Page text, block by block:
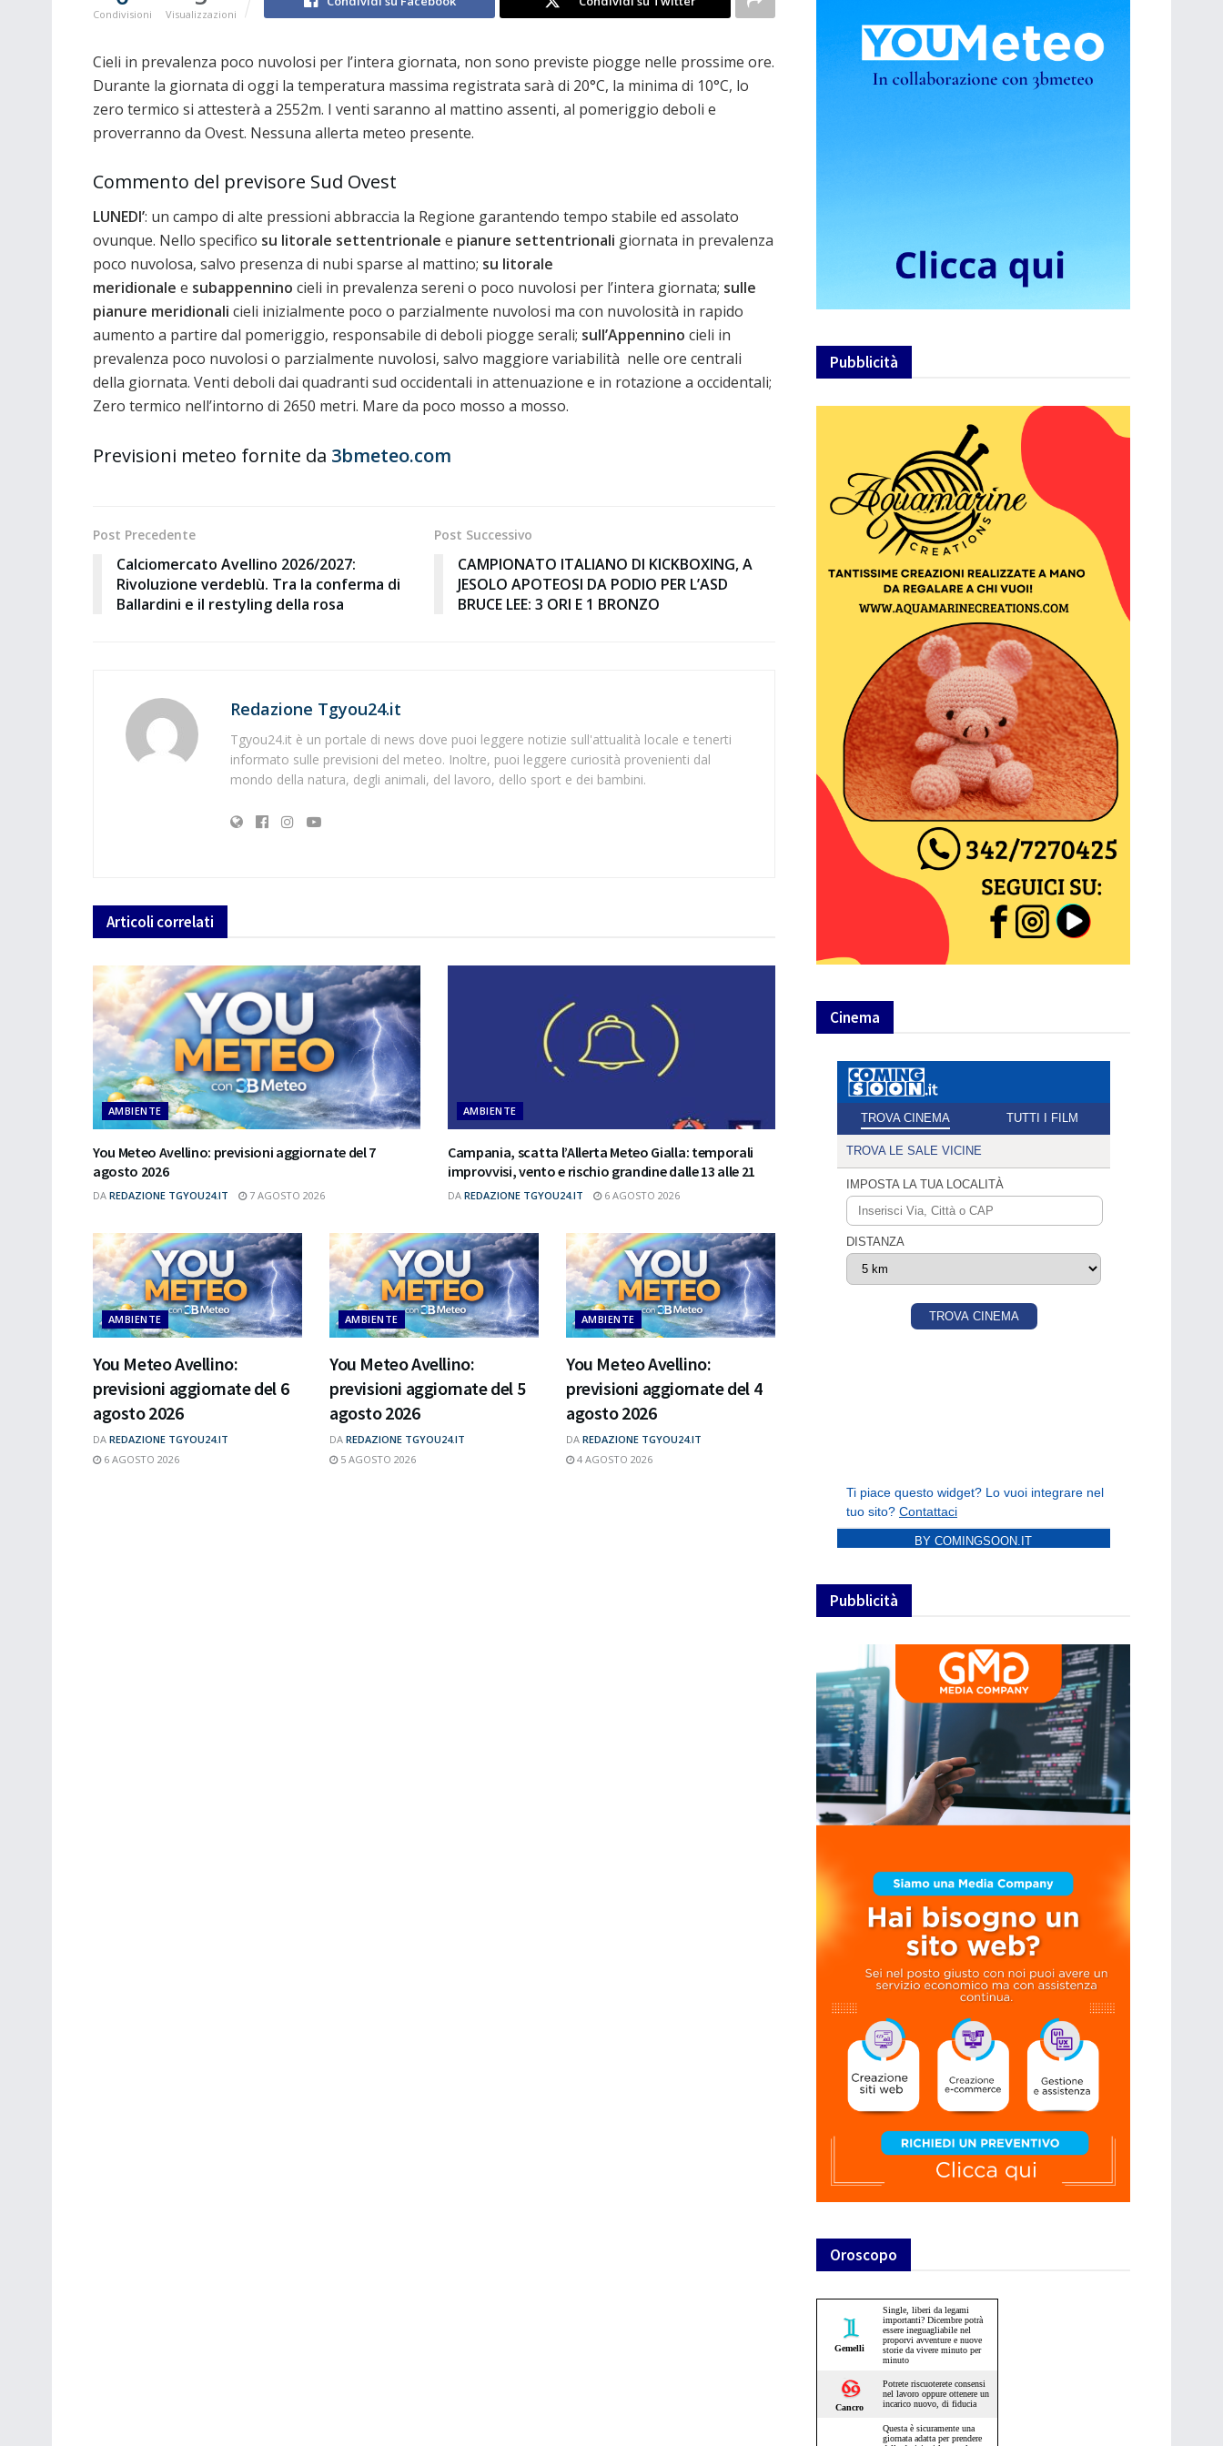
Condivisioni Visualizzazioni
Cieli in prevalenza poco nuvolosi per l’intera giornata, non sono previste piogge nelle prossime ore.
Durante la giornata di oggi la temperatura massima registrata sarà di 20°C, la minima di 10°C, lo
zero termico si attesterà a 2552m. I venti saranno al mattino assenti, al pomeriggio deboli e
proverranno da Ovest. Nessuna allerta meteo presente.
Commento del previsore Sud Ovest
LUNEDI’: un campo di alte pressioni abbraccia la Regione garantendo tempo stabile ed assolato
ovunque. Nello specifico su litorale settentrionale e pianure settentrionali giornata in prevalenza
poco nuvolosa, salvo presenza di nubi sparse al mattino; su litorale
meridionale e subappennino cieli in prevalenza sereni o poco nuvolosi per l’intera giornata; sulle
pianure meridionali cieli inizialmente poco o parzialmente nuvolosi ma con nuvolosità in rapido
aumento a partire dal pomeriggio, responsabile di deboli piogge serali; sull’Appennino cieli in
prevalenza poco nuvolosi o parzialmente nuvolosi, salvo maggiore variabilità nelle ore centrali
della giornata. Venti deboli dai quadranti sud occidentali in attenuazione e in rotazione a occidentali;
Zero termico nell’intorno di 2650 metri. Mare da poco mosso a mosso.
Previsioni meteo fornite da 3bmeteo.com
Post Precedente
Calciomercato Avellino 2026/2027:
Rivoluzione verdeblù. Tra la conferma di
Ballardini e il restyling della rosa
Post Successivo
CAMPIONATO ITALIANO DI KICKBOXING, A
JESOLO APOTEOSI DA PODIO PER L’ASD
BRUCE LEE: 3 ORI E 1 BRONZO
Redazione Tgyou24.it
Tgyou24.it è un portale di news dove puoi leggere notizie sull'attualità locale e tenerti
informato sulle previsioni del meteo. Inoltre, puoi leggere curiosità provenienti dal
mondo della natura, degli animali, del lavoro, dello sport e dei bambini.
Articoli correlati
AMBIENTE
You Meteo Avellino: previsioni aggiornate del 7
agosto 2026
DA REDAZIONE TGYOU24.IT 7 AGOSTO 2026
AMBIENTE
Campania, scatta l’Allerta Meteo Gialla: temporali
improvvisi, vento e rischio grandine dalle 13 alle 21
DA REDAZIONE TGYOU24.IT 6 AGOSTO 2026
AMBIENTE
You Meteo Avellino:
previsioni aggiornate del 6
agosto 2026
DA REDAZIONE TGYOU24.IT
6 AGOSTO 2026
AMBIENTE
You Meteo Avellino:
previsioni aggiornate del 5
agosto 2026
DA REDAZIONE TGYOU24.IT
5 AGOSTO 2026
AMBIENTE
You Meteo Avellino:
previsioni aggiornate del 4
agosto 2026
DA REDAZIONE TGYOU24.IT
4 AGOSTO 2026
Pubblicità
Cinema
BY COMINGSOON.IT
Pubblicità
Oroscopo